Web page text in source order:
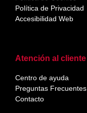
Atención al cliente
Centro de ayuda
Preguntas Frecuentes
Contacto
Política de Privacidad
Accesibilidad Web